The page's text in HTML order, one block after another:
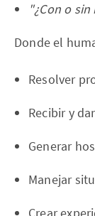
"¿Con o
Donde el
Resolver
Recibir y
Generar
Manejar